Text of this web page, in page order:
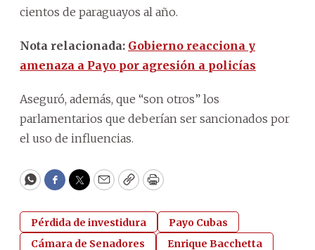
cientos de paraguayos al año.
Nota relacionada: Gobierno reacciona y
amenaza a Payo por agresión a policías
Aseguró, además, que “son otros” los
parlamentarios que deberían ser sancionados por
el uso de influencias.
WhatsApp
Facebook
Twitter
EmailCopyPrint
Pérdida de investidura
Payo Cubas
Cámara de Senadores
Enrique Bacchetta